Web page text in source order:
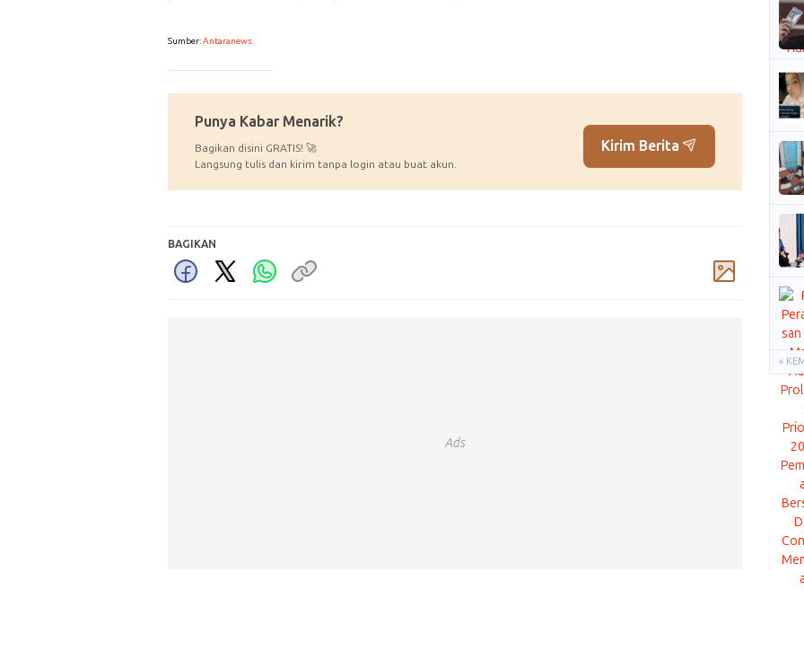
Sumber:Antaranews
Punya Kabar Menarik?
Bagikan disini GRATIS! 🚀
Langsung tulis dan kirim tanpa login atau buat akun.
Kirim Berita
BAGIKAN
Ads
«